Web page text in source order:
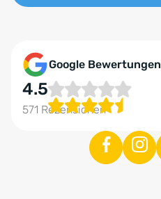
Google Bewertungen
4.5
571 Rezensionen